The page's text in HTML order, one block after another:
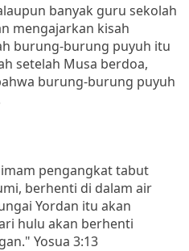
banyak guru sekolah
mengajarkan kisah
burung-burung puyuh itu
setelah Musa berdoa,
burung-burung puyuh
pengangkat tabut
berhenti di dalam air
Yordan itu akan
hulu akan berhenti
Yosua 3:13